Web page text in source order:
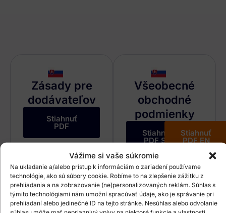
Vážime si vaše súkromie
Na ukladanie a/alebo prístup k informáciám o zariadení používame
technológie, ako sú súbory cookie. Robíme to na zlepšenie zážitku z
prehliadania a na zobrazovanie (ne)personalizovaných reklám. Súhlas s
týmito technológiami nám umožní spracúvať údaje, ako je správanie pri
prehliadaní alebo jedinečné ID na tejto stránke. Nesúhlas alebo odvolanie
Zásady pre
dodávateľov
Stiahnuť
PDF
Všeobecné
obchodné
podmienky
Stiahnuť
PDF SK
Stiahnuť
PDF EN